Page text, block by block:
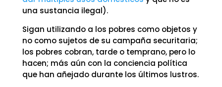
una sustancia ilegal).
Sigan utilizando a los pobres como objetos y
no como sujetos de su campaña securitaria;
los pobres cobran, tarde o temprano, pero lo
hacen; más aún con la conciencia política
que han añejado durante los últimos lustros.